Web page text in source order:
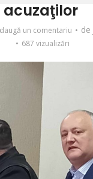
acuzaţilor
un comentariu de
687 vizualizări